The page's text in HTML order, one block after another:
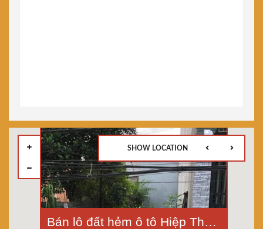
Bán lô đất hẻm ô tô Hiệp Thành 13-quận 12, dt 4x16m, giá 1,65 tỷ
SHOW LOCATION